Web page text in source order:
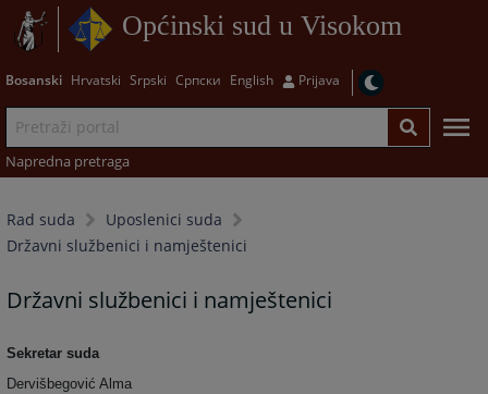
Općinski sud u Visokom
Bosanski Hrvatski Srpski Српски English Prijava
Napredna pretraga
Rad suda
Uposlenici suda
Državni službenici i namještenici
Državni službenici i namještenici
Sekretar suda
Dervišbegović Alma